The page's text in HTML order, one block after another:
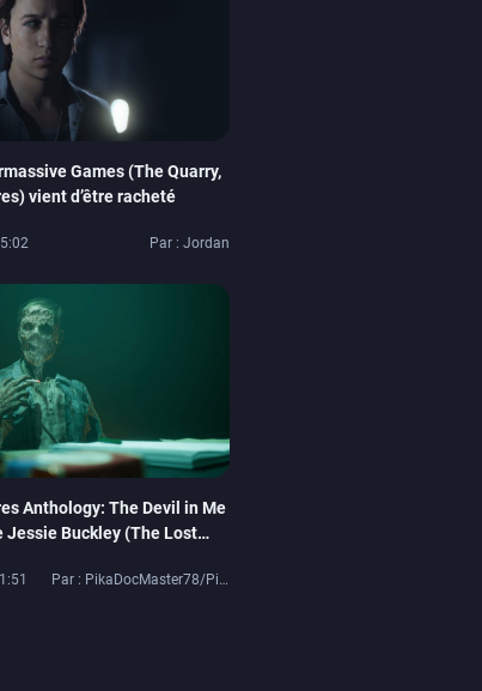
Games (The Quarry,
vient d’être racheté
Par : Jordan
Anthology: The Devil in Me
Jessie Buckley (The Lost
Par : PikaDocMaster78/PikaDoc42